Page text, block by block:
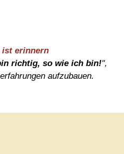
ist erinnern
richtig, so wie ich bin!",
aufzubauen.